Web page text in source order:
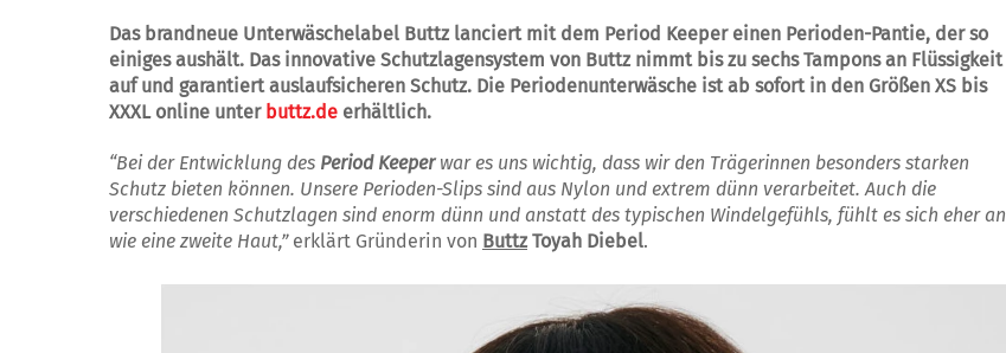
Das brandneue Unterwäschelabel Buttz lanciert mit dem Period Keeper einen Perioden-Pantie, der so
einiges aushält. Das innovative Schutzlagensystem von Buttz nimmt bis zu sechs Tampons an Flüssigkeit
auf und garantiert auslaufsicheren Schutz. Die Periodenunterwäsche ist ab sofort in den Größen XS bis
XXXL online unterbuttz.de erhältlich.
“Bei der Entwicklung des Period Keeperwar es uns wichtig, dass wir den Trägerinnen besonders starken
Schutz bieten können. Unsere Perioden-Slips sind aus Nylon und extrem dünn verarbeitet. Auch die
verschiedenen Schutzlagen sind enorm dünn und anstatt des typischen Windelgefühls, fühlt es sich eher an
wie eine zweite Haut,”erklärt Gründerin von Buttz Toyah Diebel.